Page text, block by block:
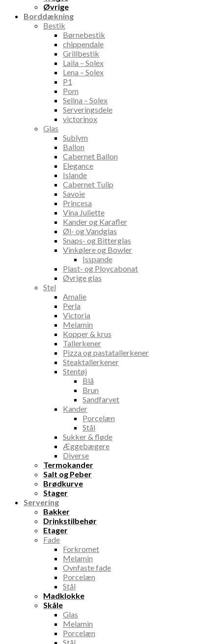
Øvrige
Borddækning
Bestik
Børnebestik
chippendale
Grillbestik
Laila – Solex
Lena – Solex
P1
Pom
Selina – Solex
Serveringsdele
victorinox
Glas
Sublym
Ballon
Cabernet Ballon
Elegance
Islande
Cabernet Tulip
Savoie
Princesa
Vina Juliette
Kander og Karafler
Øl- og Vandglas
Snaps- og Bitterglas
Vinkølere og Bowler
Isspande
Plast- og Ploycabonat
Øvrige glas
Stel
Amalie
Perla
Victoria
Melamin
Kopper & krus
Tallerkener
Pizza og pastatallerkener
Steaktallerkener
Stentøj
Blå
Brun
Sandfarvet
Kander
Porcelæn
Stål
Sukker & fløde
Æggebægere
Diverse
Termokander
Salt og Peber
Brødkurve
Stager
Servering
Bakker
Drinkstilbehør
Etager
Fade
Forkromet
Melamin
Ovnfaste fade
Porcelæn
Stål
Madklokke
Skåle
Glas
Melamin
Porcelæn
Stål